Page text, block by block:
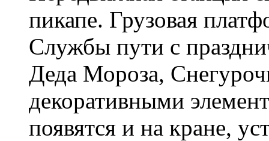
пикапе. Грузовая
Службы пути с
Деда Мороза,
декоративными
появятся и на кране,